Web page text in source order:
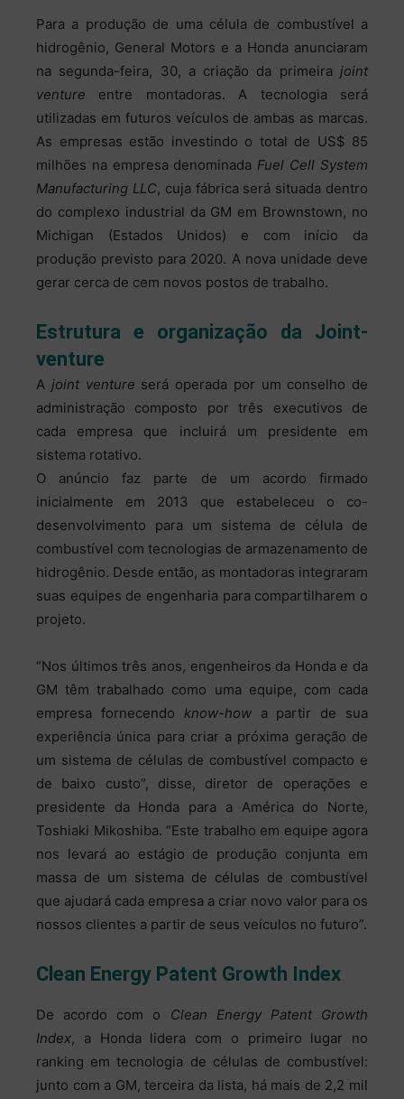
Para a produção de uma célula de combustível a
hidrogênio, General Motors e a Honda anunciaram
na segunda-feira, 30, a criação da primeira joint
venture entre montadoras. A tecnologia será
utilizadas em futuros veículos de ambas as marcas.
As empresas estão investindo o total de US$ 85
milhões na empresa denominada Fuel Cell System
Manufacturing LLC, cuja fábrica será situada dentro
do complexo industrial da GM em Brownstown, no
Michigan (Estados Unidos) e com início da
produção previsto para 2020. A nova unidade deve
gerar cerca de cem novos postos de trabalho.
Estrutura e organização da Joint-
venture
A joint venture será operada por um conselho de
administração composto por três executivos de
cada empresa que incluirá um presidente em
sistema rotativo.
O anúncio faz parte de um acordo firmado
inicialmente em 2013 que estabeleceu o co-
desenvolvimento para um sistema de célula de
combustível com tecnologias de armazenamento de
hidrogênio. Desde então, as montadoras integraram
suas equipes de engenharia para compartilharem o
projeto.
“Nos últimos três anos, engenheiros da Honda e da
GM têm trabalhado como uma equipe, com cada
empresa fornecendo know-howa partir de sua
experiência única para criar a próxima geração de
um sistema de células de combustível compacto e
de baixo custo”, disse, diretor de operações e
presidente da Honda para a América do Norte,
Toshiaki Mikoshiba. “Este trabalho em equipe agora
nos levará ao estágio de produção conjunta em
massa de um sistema de células de combustível
que ajudará cada empresa a criar novo valor para os
nossos clientes a partir de seus veículos no futuro”.
Clean Energy Patent Growth Index
De acordo com o Clean Energy Patent Growth
Index, a Honda lidera com o primeiro lugar no
ranking em tecnologia de células de combustível:
junto com a GM, terceira da lista, há mais de 2,2 mil